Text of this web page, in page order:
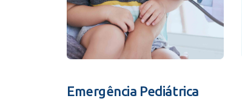
Emergência Pediátrica